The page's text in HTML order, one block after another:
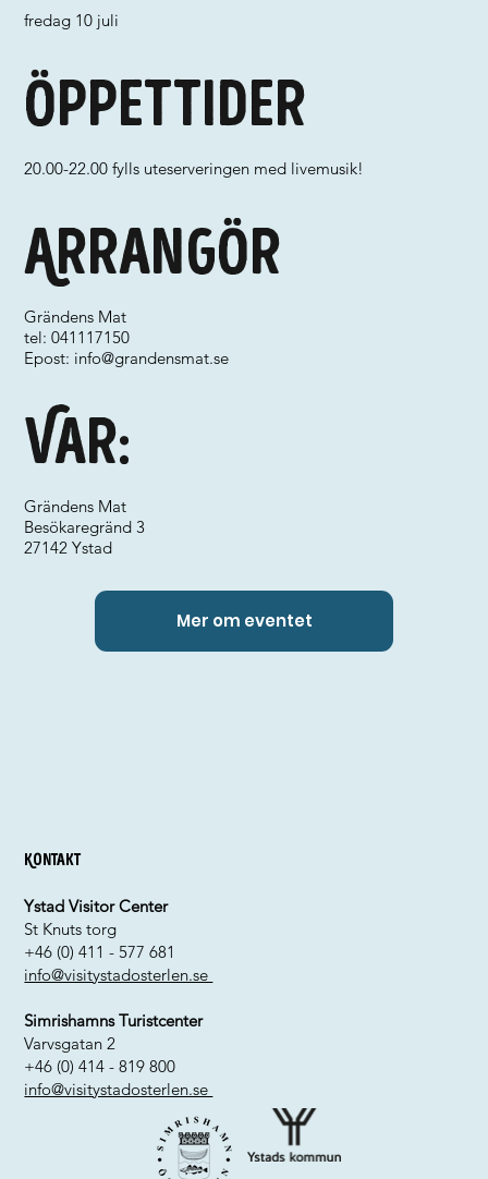
fredag 10 juli
Var:
Arrangör
Grändens Mat
tel: 041117150
Epost: info@grandensmat.se
Grändens Mat
Besökaregränd 3
27142 Ystad
Öppettider
20.00-22.00 fylls uteserveringen med livemusik!
Mer om eventet
Kontakt
Ystad Visitor Center
St Knuts torg
+46 (0) 411 - 577 681
info@visitystadosterlen.se
Simrishamns Turistcenter
Varvsgatan 2
+46 (0) 414 - 819 800
info@visitystadosterlen.se